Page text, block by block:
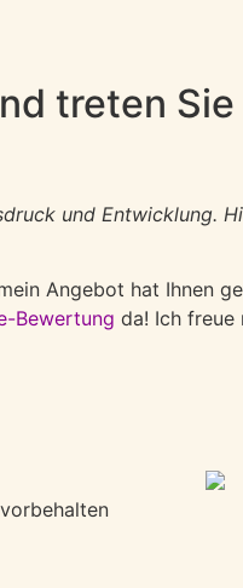
treten
und Entwicklung.
Angebot hat Ihnen
Bewertung da! Ich freue